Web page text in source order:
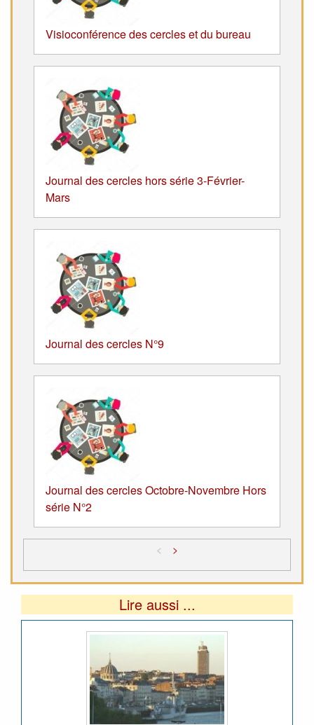
Visioconférence des cercles et du bureau
Journal des cercles hors série 3-Février-
Mars
Journal des cercles N°9
Journal des cercles Octobre-Novembre Hors
série N°2
< >
Lire aussi ...